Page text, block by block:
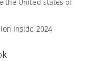
Inside 2024